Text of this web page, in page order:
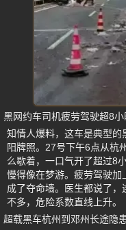
黑网约车司机疲劳驾驶超8小
知情人爆料，这车是典型
阳牌照。27号下午6点从杭
么歇着，一口气开了超过8
慢得像在梦游。疲劳驾驶
成了夺命墙。医生都说了
不多，危险系数直线上升。
超载黑车杭州到邓州长途隐